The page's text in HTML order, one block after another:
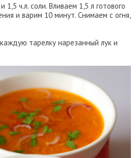
ч.л. соли. Вливаем 1,5 л готового
и варим 10 минут. Снимаем с огня,
тарелку нарезанный лук и